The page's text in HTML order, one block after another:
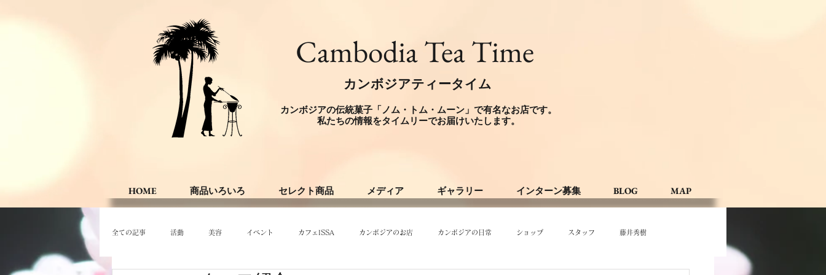
​Cambodia Tea Time
カンボジアティータイム
カンボジアの伝統菓子「ノム・トム・ムーン」で有名なお店です。
​私たちの情報をタイムリーでお届けいたします。
HOME 商品いろいろ セレクト商品 メディア ギャラリー インターン募集 BLOG MAP
全ての記事 活動 美容 イベント カフェISSA カンボジアのお店 カンボジアの日常 ショップ スタッフ 藤井秀樹